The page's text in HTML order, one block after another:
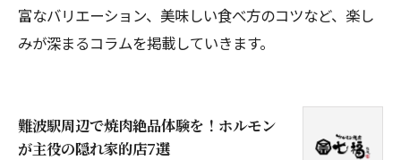
富なバリエーション、美味しい食べ方のコツなど、楽し
みが深まるコラムを掲載していきます。
難波駅周辺で焼肉絶品体験を！ホルモン
が主役の隠れ家的店7選